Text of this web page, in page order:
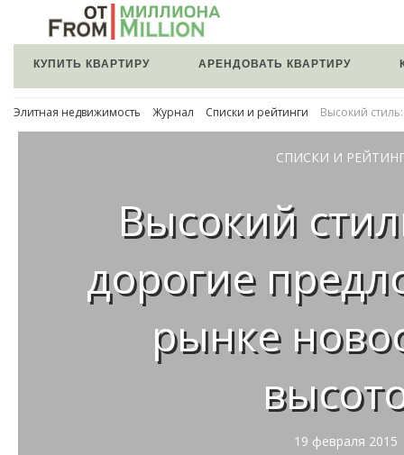
КУПИТЬ КВАРТИРУ АРЕНДОВАТЬ КВАРТИРУ
Элитная недвижимость Журнал Списки и рейтинги Высокий
СПИСКИ И
Высокий
дорогие
рынке
19 февраля 2015